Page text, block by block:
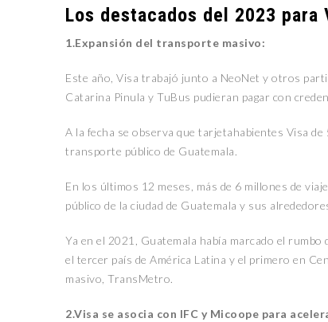
Los destacados del 2023 para
1.Expansión del transporte masivo:
Este año, Visa trabajó junto a NeoNet y otros
Catarina Pinula y TuBus pudieran pagar con
A la fecha se observa que tarjetahabientes Visa
transporte público de Guatemala.
En los últimos 12 meses, más de 6 millones de
público de la ciudad de Guatemala y sus
Ya en el 2021, Guatemala había marcado el
el tercer país de América Latina y el primero en
masivo, TransMetro.
2.Visa se asocia con IFC y Micoope para